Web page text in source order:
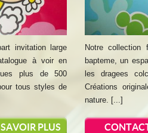
invitation large
à voir en
plus de 500
tous styles de
PLUS
Notre collection
bapteme, un
les dragees
Créations
nature. [...]